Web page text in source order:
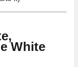
White